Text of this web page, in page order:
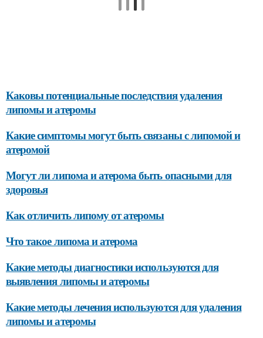
Каковы потенциальные последствия удаления
липомы и атеромы
Какие симптомы могут быть связаны с липомой и
атеромой
Могут ли липома и атерома быть опасными для
здоровья
Как отличить липому от атеромы
Что такое липома и атерома
Какие методы диагностики используются для
выявления липомы и атеромы
Какие методы лечения используются для удаления
липомы и атеромы